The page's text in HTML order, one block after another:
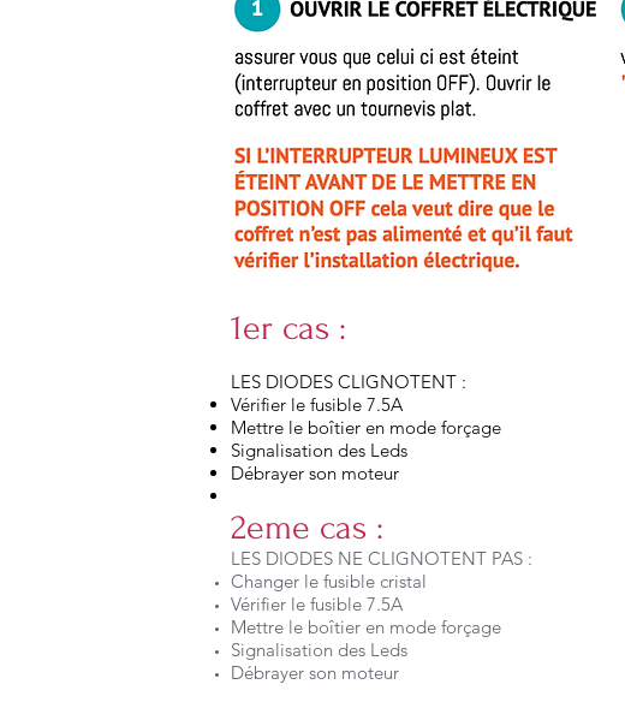
1er cas :
LES DIODES CLIGNOTENT :
Vérifier le fusible 7.5A
Mettre le boîtier en mode forçage
Signalisation des Leds
Débrayer son moteur
2eme cas :
LES DIODES NE CLIGNOTENT PAS :
Changer le fusible cristal
Vérifier le fusible 7.5A
Mettre le boîtier en mode forçage
Signalisation des Leds
Débrayer son moteur